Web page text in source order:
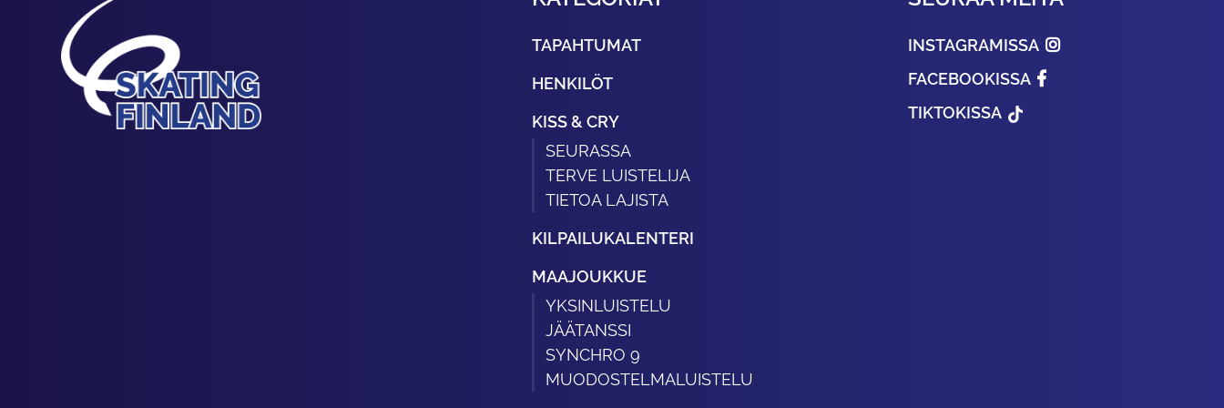
TAPAHTUMAT
HENKILÖT
KISS & CRY
SEURASSA
TERVE LUISTELIJA
TIETOA LAJISTA
KILPAILUKALENTERI
MAAJOUKKUE
YKSINLUISTELU
JÄÄTANSSI
SYNCHRO 9
MUODOSTELMALUISTELU
INSTAGRAMISSA
FACEBOOKISSA
TIKTOKISSA